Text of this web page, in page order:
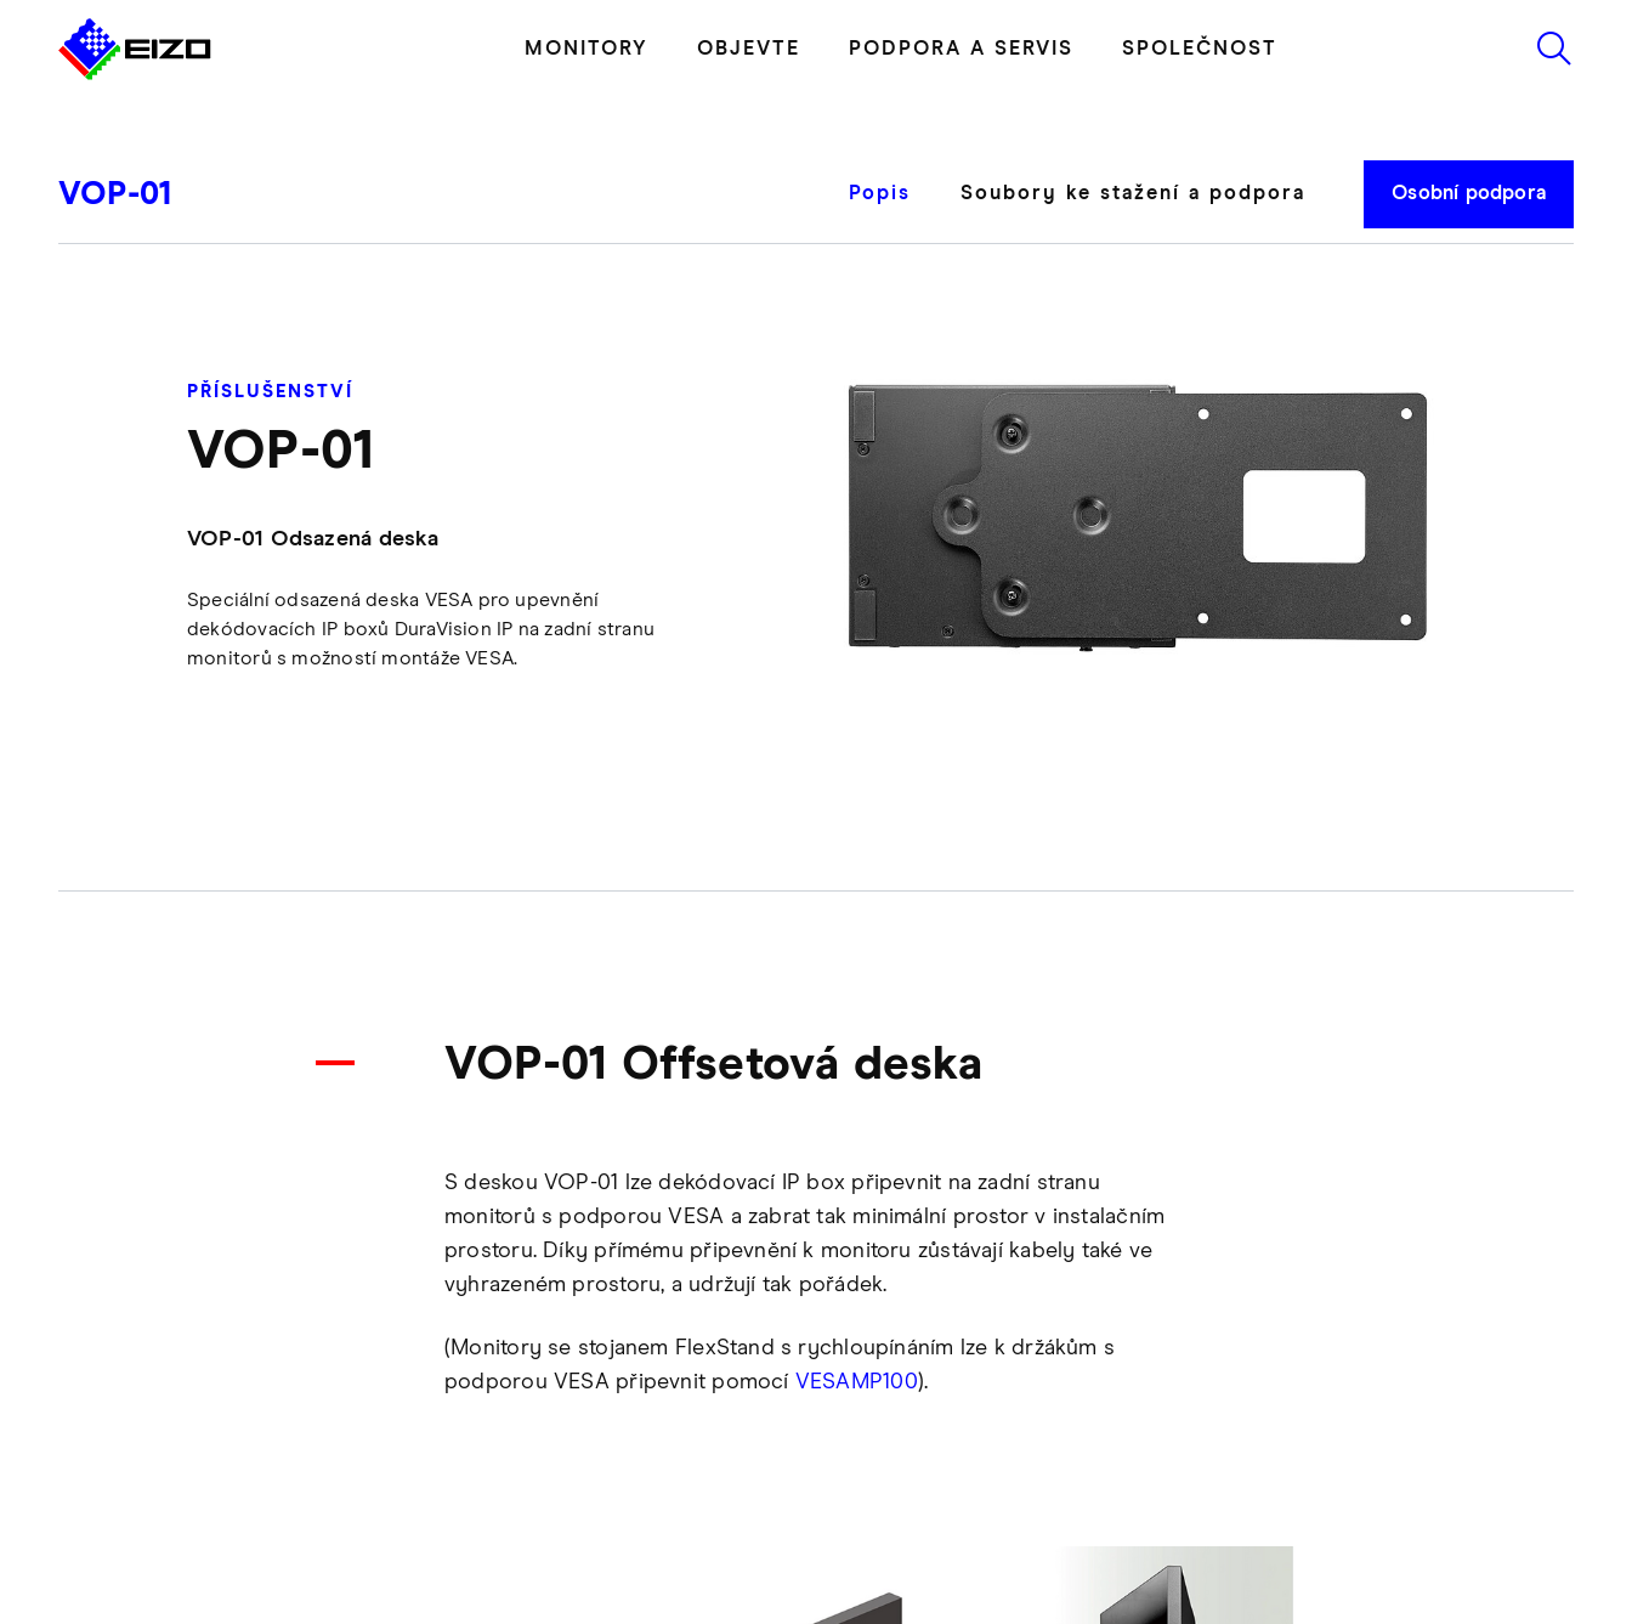
MONITORY OBJEVTE PODPORA A SERVIS SPOLEČNOST
VOP-01 Popis Soubory ke stažení a podpora Osobní podpora
PŘÍSLUŠENSTVÍ
VOP-01
VOP-01 Odsazená deska
Speciální odsazená deska VESA pro upevnění
dekódovacích IP boxů DuraVision IP na zadní stranu
monitorů s možností montáže VESA.
VOP-01 Offsetová deska
S deskou VOP-01 lze dekódovací IP box připevnit na zadní stranu
monitorů s podporou VESA a zabrat tak minimální prostor v instalačním
prostoru. Díky přímému připevnění k monitoru zůstávají kabely také ve
vyhrazeném prostoru, a udržují tak pořádek.
(Monitory se stojanem FlexStand s rychloupínáním lze k držákům s
podporou VESA připevnit pomocí VESAMP100).